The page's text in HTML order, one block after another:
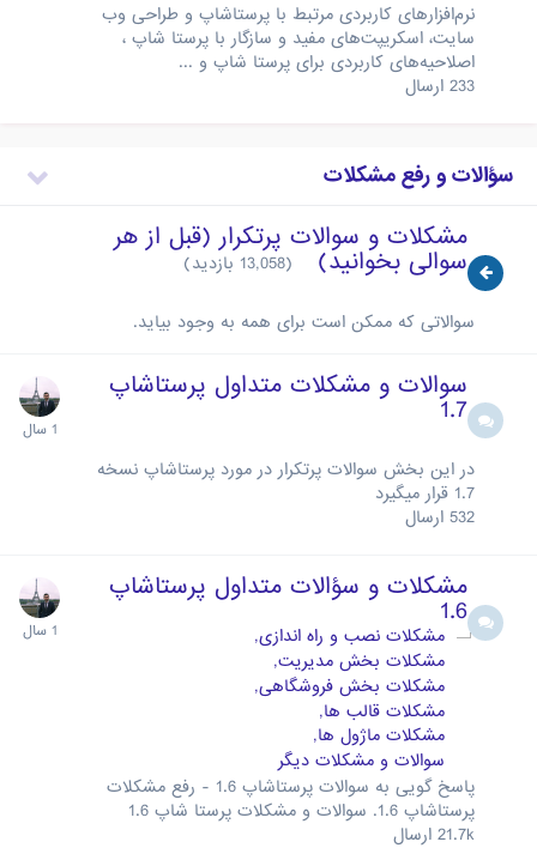
نرم‌افزارهای کاربردی مرتبط با پرستاشاپ و طراحی وب
سایت، اسکریپت‌های مفید و سازگار با پرستا شاپ ،
اصلاحیه‌های کاربردی برای پرستا شاپ و ...
233 ارسال
سؤالات و رفع مشکلات
مشکلات و سوالات پرتکرار (قبل از هر
سوالی بخوانید)
سوالاتی که ممکن است برای همه به وجود بیاید.
سوالات و مشکلات متداول پرستاشاپ
1.7
در این بخش سوالات پرتکرار در مورد پرستاشاپ نسخه
1.7 قرار میگیرد
532 ارسال
مشکلات و سؤالات متداول پرستاشاپ
1.6
مشکلات نصب و راه اندازی
مشکلات بخش مدیریت
مشکلات بخش فروشگاهی
مشکلات قالب ها
مشکلات ماژول ها
سوالات و مشکلات دیگر
پاسخ گویی به سوالات پرستاشاپ 1.6 - رفع مشکلات
پرستاشاپ 1.6. سوالات و مشکلات پرستا شاپ 1.6
21.7k ارسال